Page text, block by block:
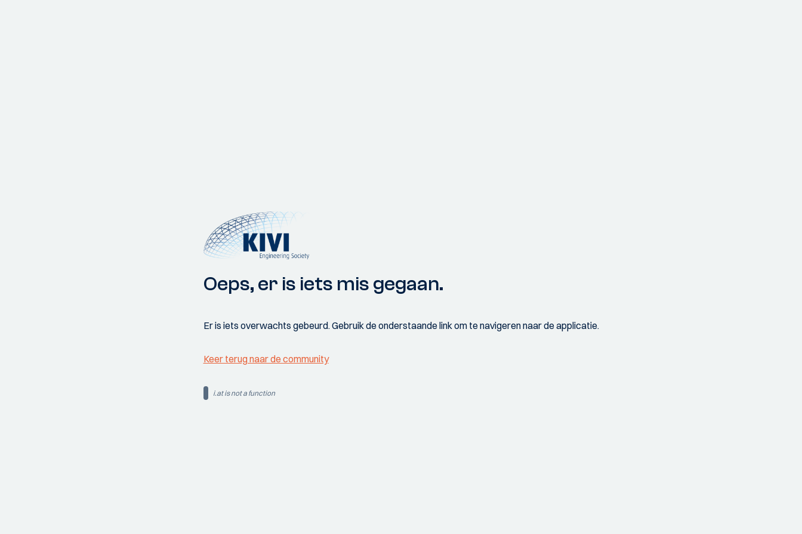
Oeps, er is iets mis gegaan.
Er is iets overwachts gebeurd. Gebruik de onderstaande link om te navigeren naar de applicatie.
Keer terug naar de community
i.at is not a function